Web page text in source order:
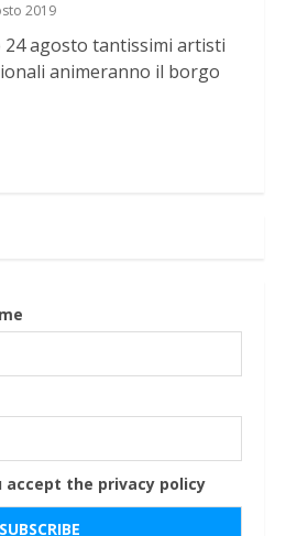
2019
24 agosto tantissimi artisti
animeranno il borgo
accept the privacy policy